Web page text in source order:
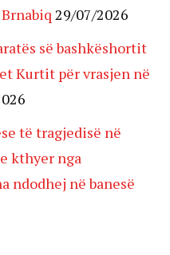
29/07/2026
së bashkëshortit
Kurtit për vrasjen në
të tragjedisë në
kthyer nga
ndodhej në banesë